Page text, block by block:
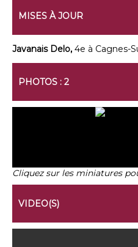
MISES À JOUR
Javanais Delo, 4e à Cagnes-
PHOTOS : 2
Cliquez sur les miniatures
VIDEO(S)